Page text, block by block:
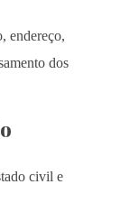
endereço,
dos
civil e